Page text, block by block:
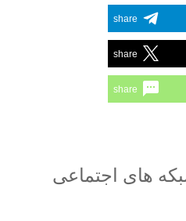
share
share
share
های اجتماعی